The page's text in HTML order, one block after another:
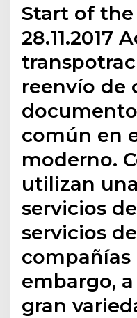
Start of
28.11.2017
reenvío de
común en
moderno.
utilizan
servicios
servicios
compañías
embargo,
gran